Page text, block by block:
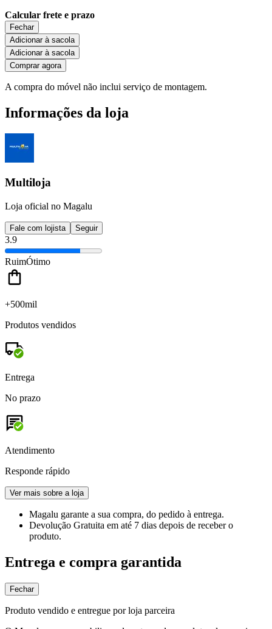
Calcular frete e prazo
Fechar
Adicionar à sacola
Adicionar à sacola
Comprar agora
A compra do móvel não inclui serviço de montagem.
Informações da loja
Multiloja
Loja oficial no Magalu
Fale com lojista Seguir
3.9
RuimÓtimo
+500mil
Produtos vendidos
Entrega
No prazo
Atendimento
Responde rápido
Ver mais sobre a loja
Magalu garante a sua compra, do pedido à entrega.
Devolução Gratuita em até 7 dias depois de receber o
produto.
Entrega e compra garantida
Fechar
Produto vendido e entregue por loja parceira